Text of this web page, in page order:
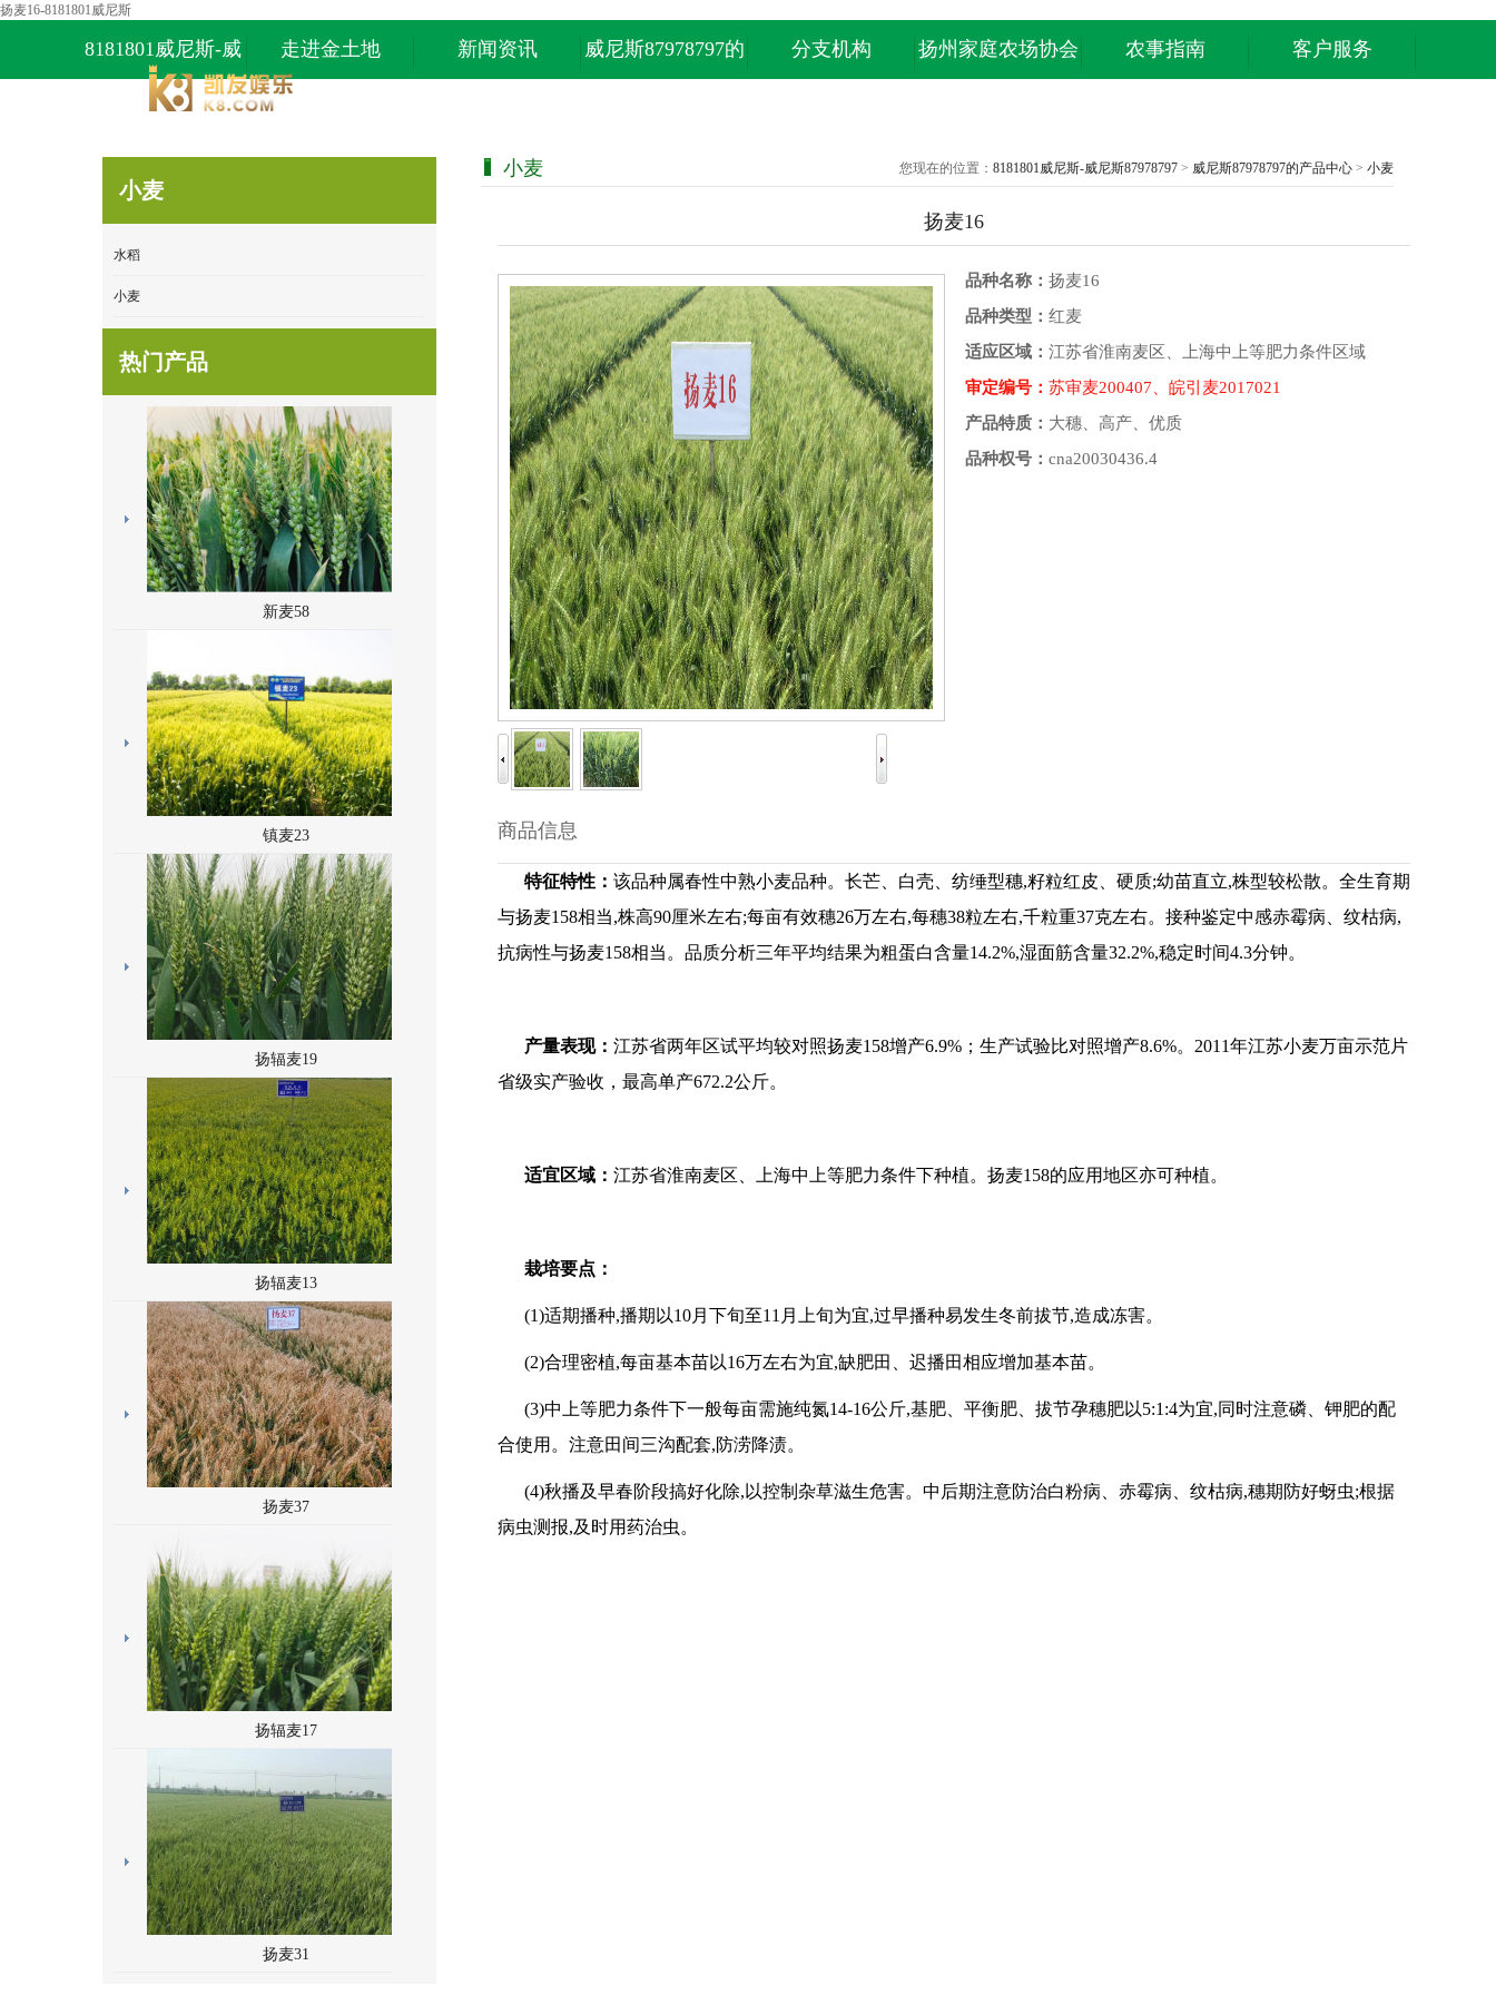
扬麦16-8181801威尼斯
8181801威尼斯-威
尼斯87978797
走进金土地 新闻资讯 威尼斯87978797的 分支机构 扬州家庭农场协会 农事指南 客户服务
小麦
水稻
小麦
热门产品
新麦58
镇麦23
扬辐麦19
扬辐麦13
扬麦37
扬辐麦17
扬麦31
小麦 您现在的位置： 8181801威尼斯-威尼斯87978797 > 威尼斯87978797的产品中心 > 小麦
扬麦16
品种名称： 扬麦16
品种类型： 红麦
适应区域： 江苏省淮南麦区、上海中上等肥力条件区域
审定编号： 苏审麦200407、皖引麦2017021
产品特质： 大穗、高产、优质
品种权号： cna20030436.4
商品信息
特征特性： 该品种属春性中熟小麦品种。长芒、白壳、纺缍型穗,籽粒红皮、硬质;幼苗直立,株型较松散。全生育期
与扬麦158相当,株高90厘米左右;每亩有效穗26万左右,每穗38粒左右,千粒重37克左右。接种鉴定中感赤霉病、纹枯病,
抗病性与扬麦158相当。品质分析三年平均结果为粗蛋白含量14.2%,湿面筋含量32.2%,稳定时间4.3分钟。
产量表现： 江苏省两年区试平均较对照扬麦158增产6.9%；生产试验比对照增产8.6%。2011年江苏小麦万亩示范片
省级实产验收，最高单产672.2公斤。
适宜区域： 江苏省淮南麦区、上海中上等肥力条件下种植。扬麦158的应用地区亦可种植。
栽培要点：
(1)适期播种,播期以10月下旬至11月上旬为宜,过早播种易发生冬前拔节,造成冻害。
(2)合理密植,每亩基本苗以16万左右为宜,缺肥田、迟播田相应增加基本苗。
(3)中上等肥力条件下一般每亩需施纯氮14-16公斤,基肥、平衡肥、拔节孕穗肥以5:1:4为宜,同时注意磷、钾肥的配
合使用。注意田间三沟配套,防涝降渍。
(4)秋播及早春阶段搞好化除,以控制杂草滋生危害。中后期注意防治白粉病、赤霉病、纹枯病,穗期防好蚜虫;根据
病虫测报,及时用药治虫。